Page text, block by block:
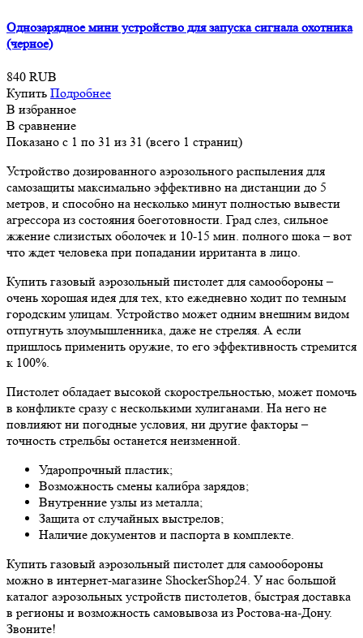
Однозарядное мини устройство для запуска сигнала охотника
(черное)
840 RUB
Купить Подробнее
В избранное
В сравнение
Показано с 1 по 31 из 31 (всего 1 страниц)
Устройство дозированного аэрозольного распыления для
самозащиты максимально эффективно на дистанции до 5
метров, и способно на несколько минут полностью вывести
агрессора из состояния боеготовности. Град слез, сильное
жжение слизистых оболочек и 10-15 мин. полного шока – вот
что ждет человека при попадании ирританта в лицо.
Купить газовый аэрозольный пистолет для самообороны –
очень хорошая идея для тех, кто ежедневно ходит по темным
городским улицам. Устройство может одним внешним видом
отпугнуть злоумышленника, даже не стреляя. А если
пришлось применить оружие, то его эффективность стремится
к 100%.
Пистолет обладает высокой скорострельностью, может помочь
в конфликте сразу с несколькими хулиганами. На него не
повлияют ни погодные условия, ни другие факторы –
точность стрельбы останется неизменной.
Ударопрочный пластик;
Возможность смены калибра зарядов;
Внутренние узлы из металла;
Защита от случайных выстрелов;
Наличие документов и паспорта в комплекте.
Купить газовый аэрозольный пистолет для самообороны
можно в интернет-магазине ShockerShop24. У нас большой
каталог аэрозольных устройств пистолетов, быстрая доставка
в регионы и возможность самовывоза из Ростова-на-Дону.
Звоните!